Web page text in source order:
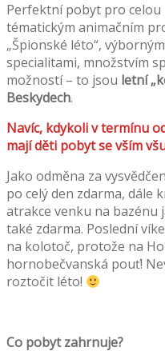
Perfektní pobyt pro
tématickým animačním
„Špionské léto“,
specialitami, množstvím
možností – to jsou letní
Beskydech.
Navíc, kdykoli v termínu
mají děti pobyt se vším
Jako odměna za
po celý den zdarma, dále
atrakce venku na
také zdarma. Poslední
na kolotoč, protože na
hornobečvanská pouť!
roztočit léto!
Co pobyt zahrnuje?